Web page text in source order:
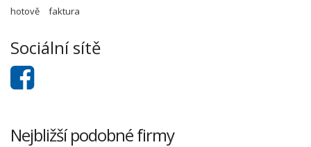
hotově faktura
Sociální sítě
Nejbližší podobné firmy